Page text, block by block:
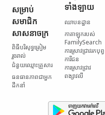
សម្រាប់​
សមាជិក​
សាសនាចក្រ
ពិធី​បរិសុទ្ធ​ត្រៀម​
រួចរាល់
ជំនួយ​ឈ្មោះ​គ្រួសារ
ធនធាន​ភាពជាអ្នក
ដឹកនាំ
ទាំងឡាយ
ឈាបនដ្ឋាន
កាតាឡុក​របស់
FamilySearch
ការស្រាវជ្រាវ​រក​បុព្វ
ការីជន
ការស្រាវជ្រាវ​
ពង្សាវលី